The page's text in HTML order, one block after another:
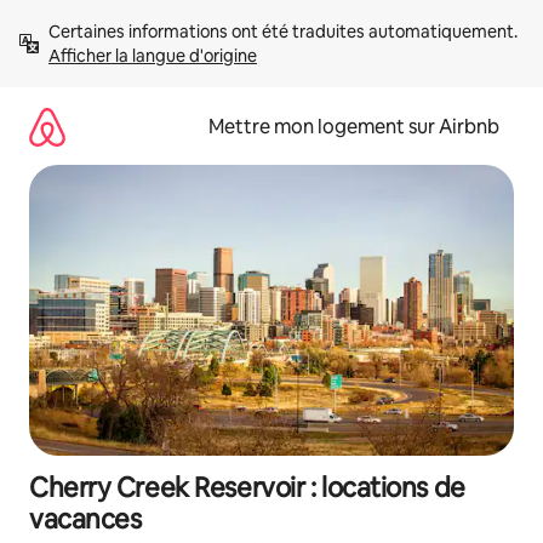
directement
Afficher la langue d'origine
Mettre mon logement sur Airbnb
Cherry Creek Reservoir : locations de
vacances